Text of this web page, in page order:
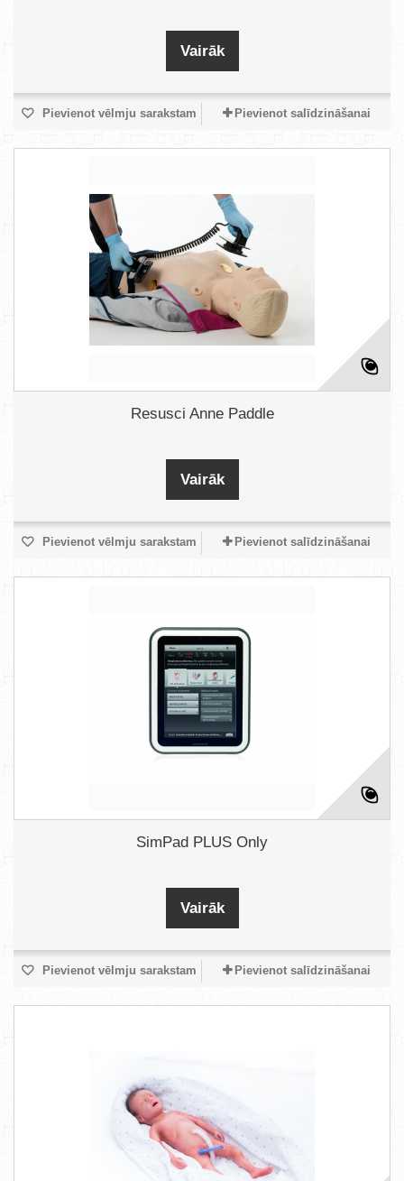
Vairāk
Pievienot vēlmju sarakstam Pievienot salīdzināšanai
Resusci Anne Paddle
Vairāk
Pievienot vēlmju sarakstam Pievienot salīdzināšanai
SimPad PLUS Only
Vairāk
Pievienot vēlmju sarakstam Pievienot salīdzināšanai